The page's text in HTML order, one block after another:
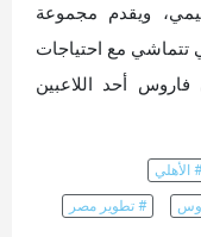
ويقدم مجموعة
تتماشي مع احتياجات
فاروس أحد اللاعبين
# الأهلي
# تطوير مصر